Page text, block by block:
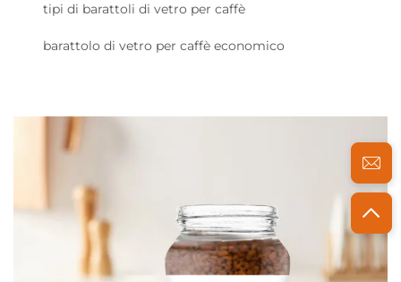
tipi di barattoli di vetro per caffè
barattolo di vetro per caffè economico